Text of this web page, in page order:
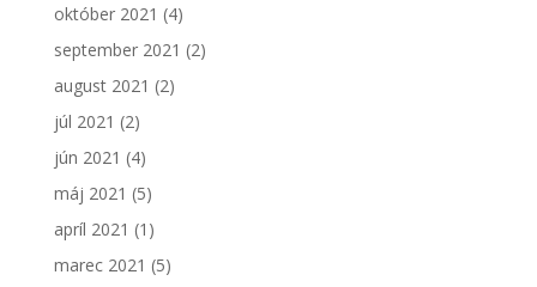
október 2021 (4)
september 2021 (2)
august 2021 (2)
júl 2021 (2)
jún 2021 (4)
máj 2021 (5)
apríl 2021 (1)
marec 2021 (5)